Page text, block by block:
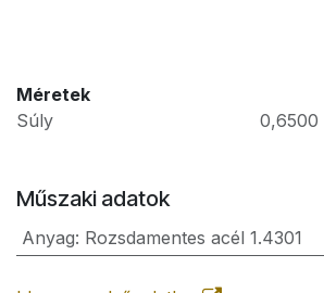
Méretek
Súly
0,6500
Műszaki adatok
Anyag: Rozsdamentes acél 1.4301